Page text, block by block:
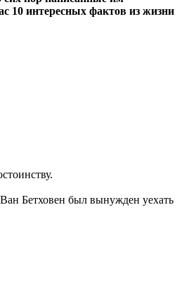
10 интересных фактов из жизни
Бетховен был вынужден уехать